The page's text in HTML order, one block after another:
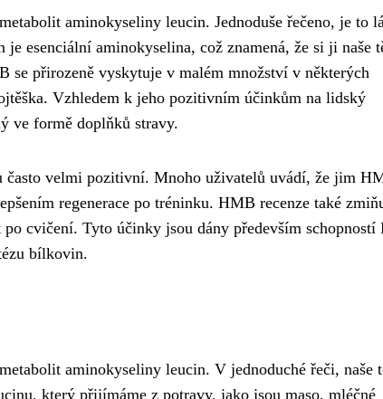
aminokyseliny leucin. Jednoduše řečeno, je to
esenciální aminokyselina, což znamená, že si ji naše
přirozeně vyskytuje v malém množství v některých
Vzhledem k jeho pozitivním účinkům na lidský
ve formě doplňků stravy.
často velmi pozitivní. Mnoho uživatelů uvádí, že jim
regenerace po tréninku. HMB recenze také
cvičení. Tyto účinky jsou dány především
bílkovin.
aminokyseliny leucin. V jednoduché řeči, naše
který přijímáme z potravy, jako jsou maso, mléčné